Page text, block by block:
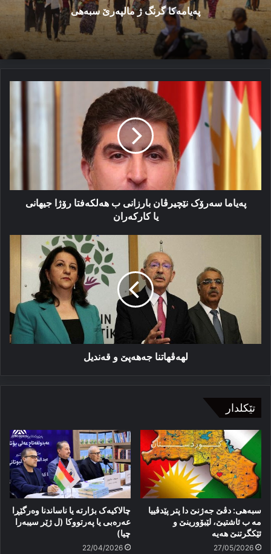
پەیامەكا گرنگ ژ مالپەرێ سبەهی
په‌یاما
سه‌رۆک
نێچیرڤان
بارزانی
ب
هه‌لکه‌فتا
یا کارکه‌ران
په‌یاما سه‌رۆک نێچیرڤان بارزانی ب هه‌لکه‌فتا رۆژا جیهانی
یا کارکه‌ران
قەندیل
لهەڤهاتنا جەهەپێ و قەندیل
تێکلدار
سبەهی: دڤێ جەژنێ دا پتر پێدڤییا
مە ب ئاشتیێ، لێبۆورینێ و
ئێكگرتنێ هەیە
27/05/2026
چالاکیەک بژارتە یا ناساندنا وەرگێڕا
عەرەبی یا پەرتووکا (ل ژێر سیبەرا
چیا)
22/04/2026